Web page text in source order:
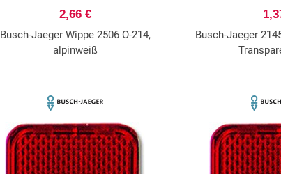
2,66 €
Busch-Jaeger Wippe 2506 O-214,
alpinweiß
Busch-Jaeger